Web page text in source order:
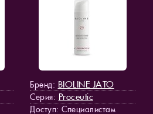
Бренд: BIOLINE JATO
Серия: Proceutic
Доступ: Специалистам